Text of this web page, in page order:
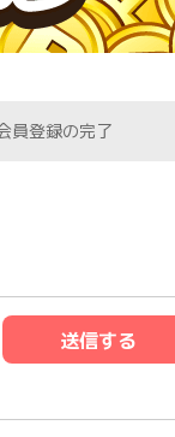
員登録の完了
送信する